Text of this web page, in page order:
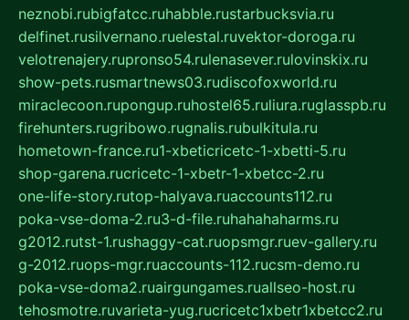
neznobi.rubigfatcc.ruhabble.rustarbucksvia.ru
delfinet.rusilvernano.ruelestal.ruvektor-doroga.ru
velotrenajery.rupronso54.rulenasever.rulovinskix.ru
show-pets.rusmartnews03.rudiscofoxworld.ru
miraclecoon.rupongup.ruhostel65.ruliura.ruglasspb.ru
firehunters.rugribowo.rugnalis.rubulkitula.ru
hometown-france.ru1-xbeticricetc-1-xbetti-5.ru
shop-garena.rucricetc-1-xbetr-1-xbetcc-2.ru
one-life-story.rutop-halyava.ruaccounts112.ru
poka-vse-doma-2.ru3-d-file.ruhahahaharms.ru
g2012.rutst-1.rushaggy-cat.ruopsmgr.ruev-gallery.ru
g-2012.ruops-mgr.ruaccounts-112.rucsm-demo.ru
poka-vse-doma2.ruairgungames.ruallseo-host.ru
tehosmotre.ruvarieta-yug.rucricetc1xbetr1xbetcc2.ru